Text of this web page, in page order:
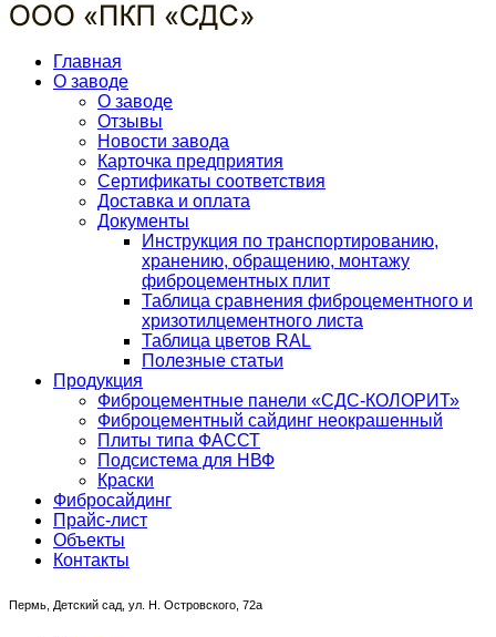
Главная
О заводе
О заводе
Отзывы
Новости завода
Карточка предприятия
Сертификаты соответствия
Доставка и оплата
Документы
Инструкция по транспортированию,
хранению, обращению, монтажу
фиброцементных плит
Таблица сравнения фиброцементного и
хризотилцементного листа
Таблица цветов RAL
Полезные статьи
Продукция
Фиброцементные панели «СДС-КОЛОРИТ»
Фиброцементный сайдинг неокрашенный
Плиты типа ФАССТ
Подсистема для НВФ
Краски
Фибросайдинг
Прайс-лист
Объекты
Контакты
Пермь, Детский сад, ул. Н. Островского, 72а